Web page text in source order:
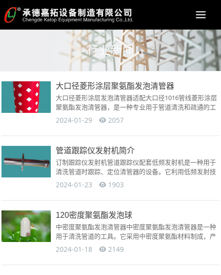
行业新闻
大口径菱形涂层聚氨酯发泡清管器
大口径菱形涂层发泡清管器适配大口径1016管线菱形涂层
聚氨酯发泡清管器，是一种专业用于管道清洗和疏通的工
具。清管器芯材采用优质聚氨酯发泡材料制成，表面涂有
高耐磨弹...
2024-01-29 2057
管道跟踪仪发射机简介
订制跟踪仪发射机管道跟踪仪配套低频发射机是一种用于
清洗管道时跟踪、定位清管器的设备。它利用低频发射技
术，通过将电能转化为低频电磁波，从而产生强大的穿透
能力。电磁波...
2024-01-23 1903
120密度聚氨酯发泡球
中密度聚氨酯发泡清管器中密度聚氨酯发泡清管器是一种
用于清洗管道的工具。它采用中密度聚氨酯材料制成，产
品密度为120公斤/立方米，具有高耐磨、弹性好、高撕裂
强度的特...
2024-01-18 2149